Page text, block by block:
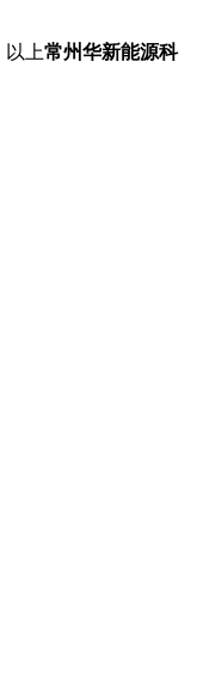
以上常州华新能源科